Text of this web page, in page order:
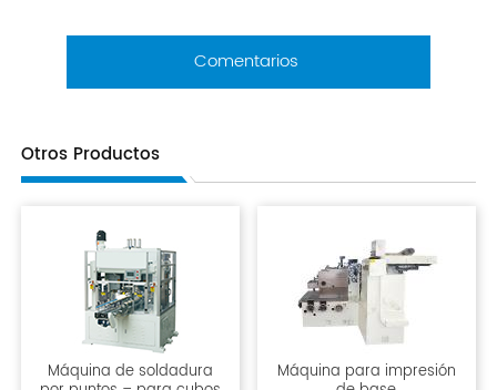
Comentarios
Otros Productos
Máquina de soldadura
Máquina para impresión